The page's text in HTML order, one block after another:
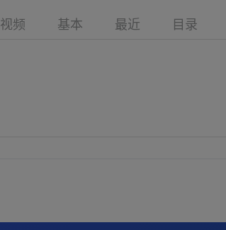
视频 基本 最近 目录